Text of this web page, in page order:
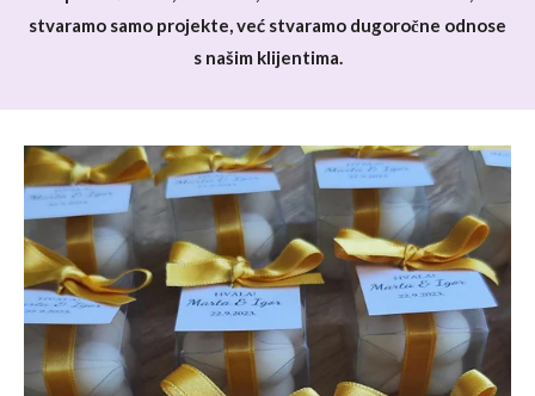
stvaramo samo projekte,već stvaramo dugoročne odnose
s našim klijentima.